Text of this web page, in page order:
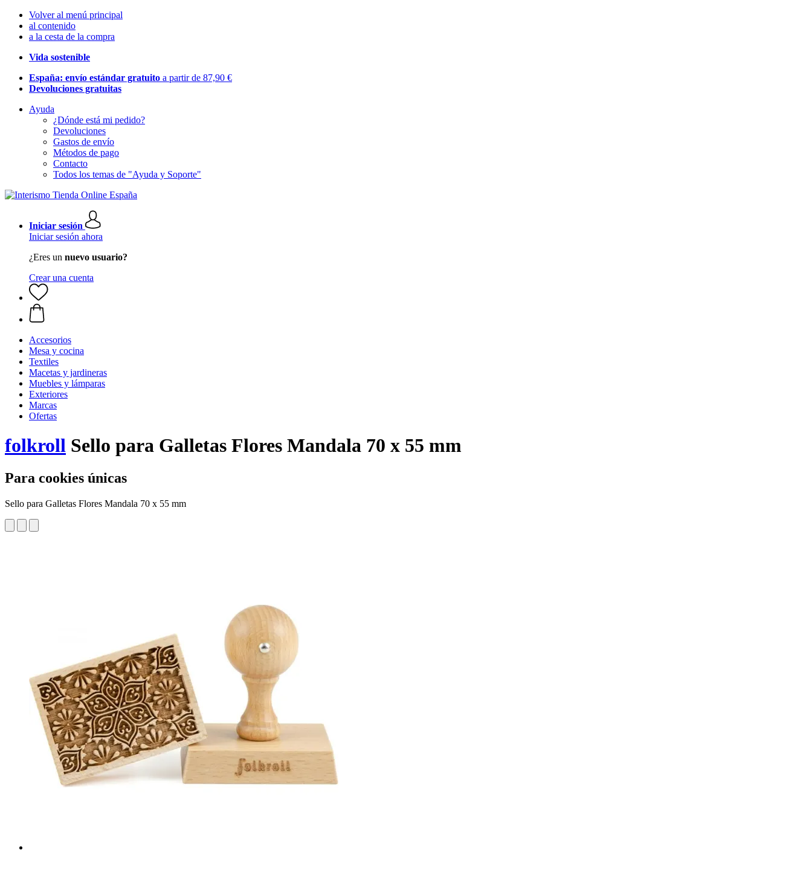
Volver al menú principal
al contenido
a la cesta de la compra
Vida sostenible
España: envío estándar gratuito a partir de 87,90 €
Devoluciones gratuitas
Ayuda
¿Dónde está mi pedido?
Devoluciones
Gastos de envío
Métodos de pago
Contacto
Todos los temas de "Ayuda y Soporte"
Iniciar sesión
Iniciar sesión ahora
¿Eres un nuevo usuario?
Crear una cuenta
Accesorios
Mesa y cocina
Textiles
Macetas y jardineras
Muebles y lámparas
Exteriores
Marcas
Ofertas
folkroll Sello para Galletas Flores Mandala 70 x 55 mm
Para cookies únicas
Sello para Galletas Flores Mandala 70 x 55 mm